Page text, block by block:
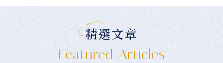
精選文章
Featured Articles